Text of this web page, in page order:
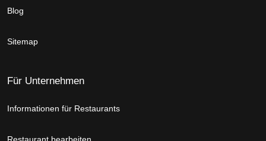
Blog
Sitemap
Für Unternehmen
Informationen für Restaurants